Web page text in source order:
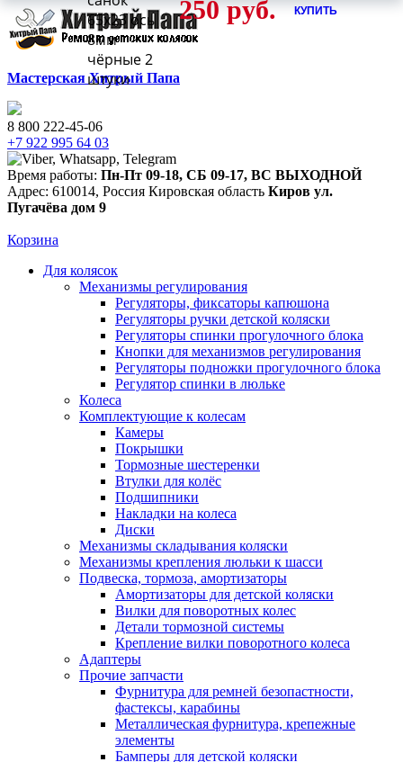
Мастерская Хитрый Папа
8 800 222-45-06
+7 922 995 64 03
Время работы: Пн-Пт 09-18, СБ 09-17, ВС ВЫХОДНОЙ
Адрес: 610014, Россия Кировская область Киров ул.
Пугачёва дом 9
Корзина
Для колясок
Механизмы регулирования
Регуляторы, фиксаторы капюшона
Регуляторы ручки детской коляски
Регуляторы спинки прогулочного блока
Кнопки для механизмов регулирования
Регуляторы подножки прогулочного блока
Регулятор спинки в люльке
Колеса
Комплектующие к колесам
Камеры
Покрышки
Тормозные шестеренки
Втулки для колёс
Подшипники
Накладки на колеса
Диски
Механизмы складывания коляски
Механизмы крепления люльки к шасси
Подвеска, тормоза, амортизаторы
Амортизаторы для детской коляски
Вилки для поворотных колес
Детали тормозной системы
Крепление вилки поворотного колеса
Адаптеры
Прочие запчасти
Фурнитура для ремней безопастности,
фастексы, карабины
Металлическая фурнитура, крепежные
элементы
Бамперы для детской коляски
65х23 ось
8мм
чёрные 2
штуки
250руб. КУПИТЬ